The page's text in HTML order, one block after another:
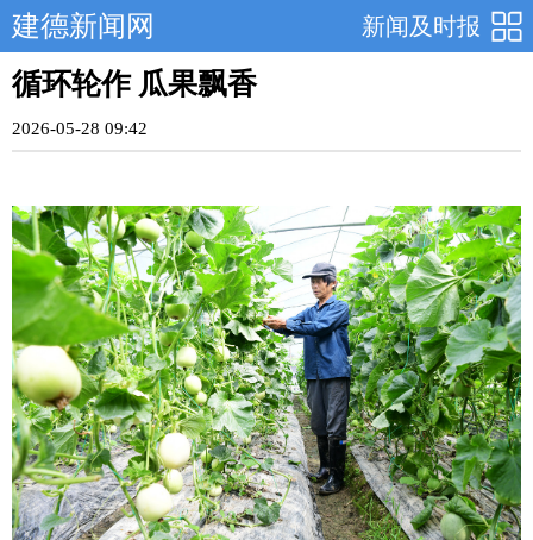
新闻及时报
建德新闻网
循环轮作 瓜果飘香
2026-05-28 09:42